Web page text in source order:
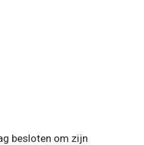
besloten om zijn